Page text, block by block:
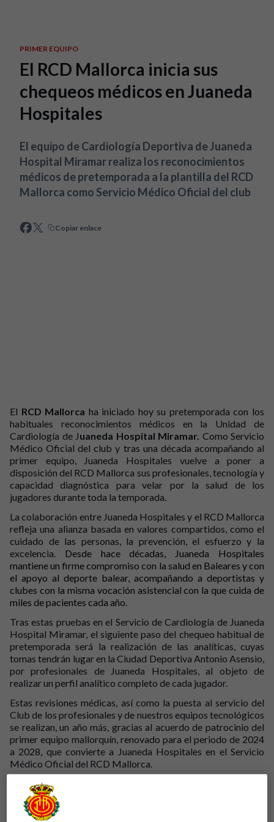
PRIMER EQUIPO
El RCD Mallorca inicia sus
chequeos médicos en Juaneda
Hospitales
El equipo de Cardiología Deportiva de Juaneda
Hospital Miramar realiza los reconocimientos
médicos de pretemporada a la plantilla del RCD
Mallorca como Servicio Médico Oficial del club
Copiar enlace
El RCD Mallorca ha iniciado hoy su pretemporada con los
habituales reconocimientos médicos en la Unidad de
Cardiología de Juaneda Hospital Miramar. Como Servicio
Médico Oficial del club y tras una década acompañando al
primer equipo, Juaneda Hospitales vuelve a poner a
disposición del RCD Mallorca sus profesionales, tecnología y
capacidad diagnóstica para velar por la salud de los
jugadores durante toda la temporada.
La colaboración entre Juaneda Hospitales y el RCD Mallorca
refleja una alianza basada en valores compartidos, como el
cuidado de las personas, la prevención, el esfuerzo y la
excelencia. Desde hace décadas, Juaneda Hospitales
mantiene un firme compromiso con la salud en Baleares y con
el apoyo al deporte balear, acompañando a deportistas y
clubes con la misma vocación asistencial con la que cuida de
miles de pacientes cada año.
Tras estas pruebas en el Servicio de Cardiología de Juaneda
Hospital Miramar, el siguiente paso del chequeo habitual de
pretemporada será la realización de las analíticas, cuyas
tomas tendrán lugar en la Ciudad Deportiva Antonio Asensio,
por profesionales de Juaneda Hospitales, al objeto de
realizar un perfil analítico completo de cada jugador.
Estas revisiones médicas, así como la puesta al servicio del
Club de los profesionales y de nuestros equipos tecnológicos
se realizan, un año más, gracias al acuerdo de patrocinio del
primer equipo mallorquín, renovado para el periodo de 2024
a 2028, que convierte a Juaneda Hospitales en el Servicio
Médico Oficial del RCD Mallorca.
El chequeo de estos días, explica el médico cardiólogo y
especialista en Cardiología Deportiva de Juaneda Hospital
Miramar, Dr. Andrés Glenny, «consiste en tres pruebas